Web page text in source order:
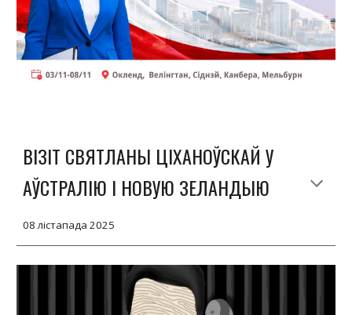
ВІЗІТ СВЯТЛАНЫ ЦІХАНОЎСКАЙ У
АЎСТРАЛІЮ І НОВУЮ ЗЕЛАНДЫЮ
08 лістапада 2025